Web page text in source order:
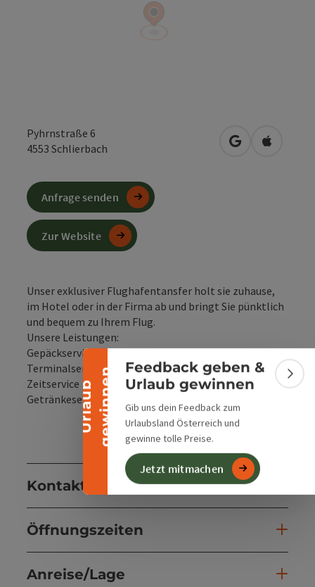
U
r
l
a
u
b
g
e
w
i
n
n
en
Banner einklappen
Feedback geben &
Urlaub gewinnen
Gib uns dein Feedback zum
Urlaubsland Österreich und
gewinne tolle Preise.
Jetzt mitmachen
Pyhrnstraße 6
4553 Schlierbach in Googlein Apple
Unser exklusiver Flughafentansfer holt sie zuhause,
im Hotel oder in der Firma ab und bringt Sie pünktlich
und bequem zu Ihrem Flug.
Unsere Leistungen:
Gepäckservice
Terminalservice
Zeitservice
Getränkeservice
Kontakt
Öffnungszeiten
Anreise/Lage
Anfrage senden
Zur Website